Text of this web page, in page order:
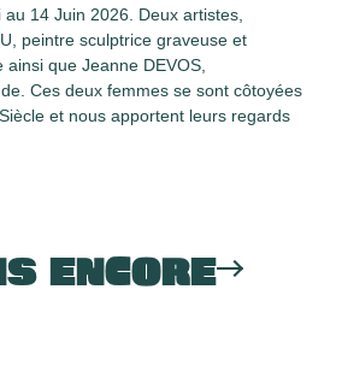
14 Juin 2026. Deux artistes,
peintre sculptrice graveuse et
que Jeanne DEVOS,
Ces deux femmes se sont côtoyées
et nous apportent leurs regards
ENCORE